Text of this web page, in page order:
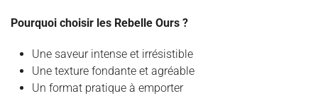
Pourquoi choisir les Rebelle Ours ?
Une saveur intense et irrésistible
Une texture fondante et agréable
Un format pratique à emporter